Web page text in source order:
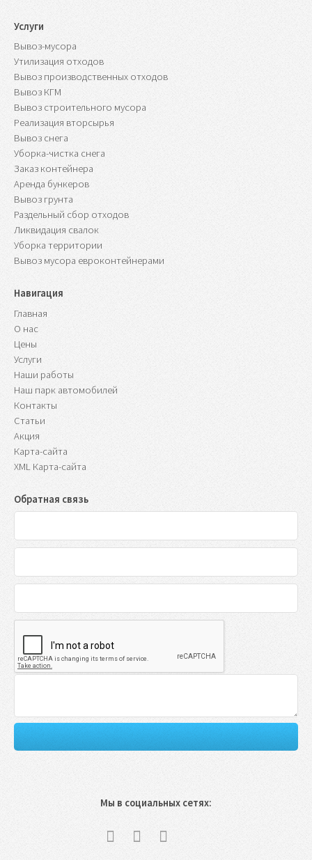
Услуги
Вывоз-мусора
Утилизация отходов
Вывоз производственных отходов
Вывоз КГМ
Вывоз строительного мусора
Реализация вторсырья
Вывоз снега
Уборка-чистка снега
Заказ контейнера
Аренда бункеров
Вывоз грунта
Раздельный сбор отходов
Ликвидация свалок
Уборка территории
Вывоз мусора евроконтейнерами
Навигация
Главная
О нас
Цены
Услуги
Наши работы
Наш парк автомобилей
Контакты
Статьи
Акция
Карта-сайта
XML Карта-сайта
Обратная связь
Мы в социальных сетях: